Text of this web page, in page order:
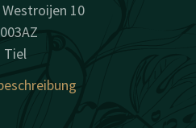
Westroijen 10
Tiel